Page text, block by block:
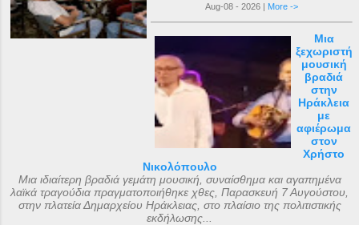
Aug-08 - 2026 | More ->
Μια
ξεχωριστή
μουσική
βραδιά
στην
Ηράκλεια
με
αφιέρωμα
στον
Χρήστο
Νικολόπουλο
Μια ιδιαίτερη βραδιά γεμάτη μουσική, συναίσθημα και αγαπημένα
λαϊκά τραγούδια πραγματοποιήθηκε χθες, Παρασκευή 7 Αυγούστου,
στην πλατεία Δημαρχείου Ηράκλειας, στο πλαίσιο της πολιτιστικής
εκδήλωσης...